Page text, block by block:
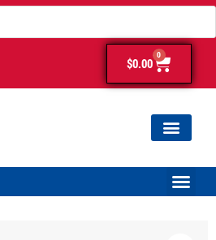
$0.00
0